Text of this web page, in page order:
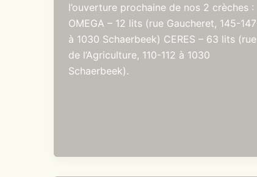
l’ouverture prochaine de nos 2 crèches :
OMEGA – 12 lits (rue Gaucheret, 145-147
à 1030 Schaerbeek) CERES – 63 lits (rue
de l’Agriculture, 110-112 à 1030
Schaerbeek).